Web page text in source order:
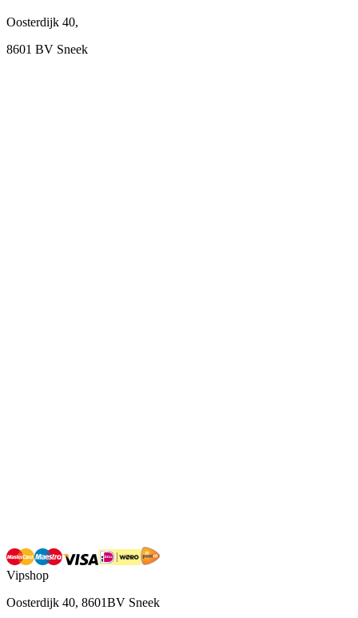
Oosterdijk 40,
8601 BV Sneek
Vipshop
Oosterdijk 40, 8601BV Sneek